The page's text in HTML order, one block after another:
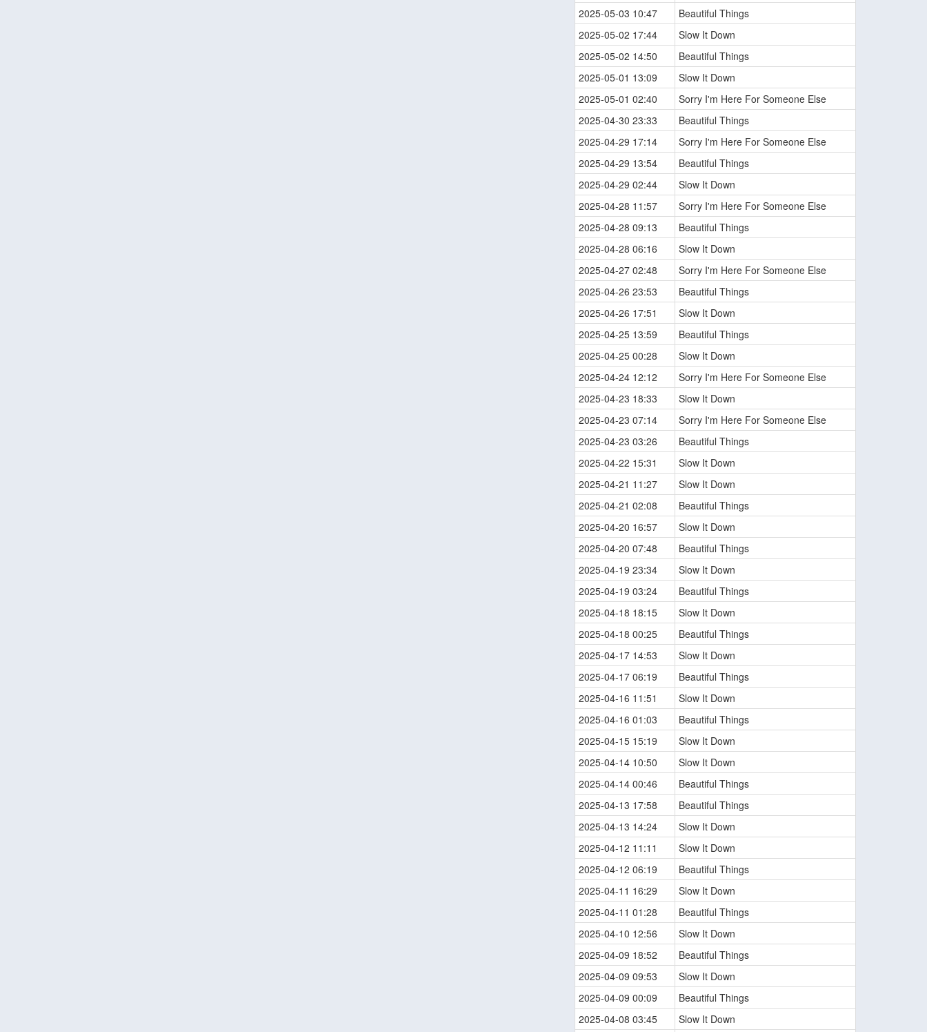
2025-05-03 10:47
Beautiful Things
2025-05-02 17:44
Slow It Down
2025-05-02 14:50
Beautiful Things
2025-05-01 13:09
Slow It Down
2025-05-01 02:40
Sorry I'm Here For Someone Else
2025-04-30 23:33
Beautiful Things
2025-04-29 17:14
Sorry I'm Here For Someone Else
2025-04-29 13:54
Beautiful Things
2025-04-29 02:44
Slow It Down
2025-04-28 11:57
Sorry I'm Here For Someone Else
2025-04-28 09:13
Beautiful Things
2025-04-28 06:16
Slow It Down
2025-04-27 02:48
Sorry I'm Here For Someone Else
2025-04-26 23:53
Beautiful Things
2025-04-26 17:51
Slow It Down
2025-04-25 13:59
Beautiful Things
2025-04-25 00:28
Slow It Down
2025-04-24 12:12
Sorry I'm Here For Someone Else
2025-04-23 18:33
Slow It Down
2025-04-23 07:14
Sorry I'm Here For Someone Else
2025-04-23 03:26
Beautiful Things
2025-04-22 15:31
Slow It Down
2025-04-21 11:27
Slow It Down
2025-04-21 02:08
Beautiful Things
2025-04-20 16:57
Slow It Down
2025-04-20 07:48
Beautiful Things
2025-04-19 23:34
Slow It Down
2025-04-19 03:24
Beautiful Things
2025-04-18 18:15
Slow It Down
2025-04-18 00:25
Beautiful Things
2025-04-17 14:53
Slow It Down
2025-04-17 06:19
Beautiful Things
2025-04-16 11:51
Slow It Down
2025-04-16 01:03
Beautiful Things
2025-04-15 15:19
Slow It Down
2025-04-14 10:50
Slow It Down
2025-04-14 00:46
Beautiful Things
2025-04-13 17:58
Beautiful Things
2025-04-13 14:24
Slow It Down
2025-04-12 11:11
Slow It Down
2025-04-12 06:19
Beautiful Things
2025-04-11 16:29
Slow It Down
2025-04-11 01:28
Beautiful Things
2025-04-10 12:56
Slow It Down
2025-04-09 18:52
Beautiful Things
2025-04-09 09:53
Slow It Down
2025-04-09 00:09
Beautiful Things
2025-04-08 03:45
Slow It Down